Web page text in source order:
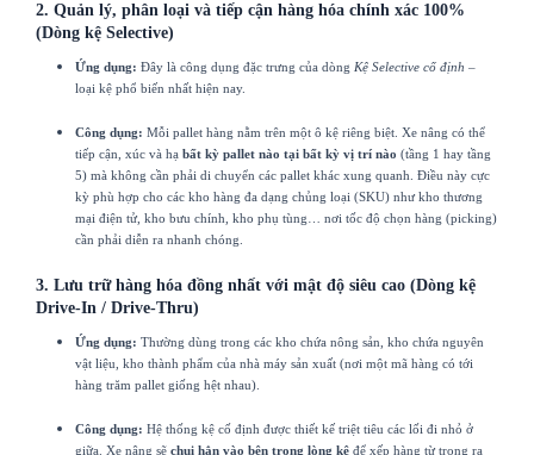
2. Quản lý, phân loại và tiếp cận hàng hóa chính xác 100%
(Dòng kệ Selective)
Ứng dụng: Đây là công dụng đặc trưng của dòng Kệ Selective cố định –
loại kệ phổ biến nhất hiện nay.
Công dụng: Mỗi pallet hàng nằm trên một ô kệ riêng biệt. Xe nâng có thể
tiếp cận, xúc và hạ bất kỳ pallet nào tại bất kỳ vị trí nào (tầng 1 hay tầng
5) mà không cần phải di chuyển các pallet khác xung quanh. Điều này cực
kỳ phù hợp cho các kho hàng đa dạng chủng loại (SKU) như kho thương
mại điện tử, kho bưu chính, kho phụ tùng… nơi tốc độ chọn hàng (picking)
cần phải diễn ra nhanh chóng.
3. Lưu trữ hàng hóa đồng nhất với mật độ siêu cao (Dòng kệ
Drive-In / Drive-Thru)
Ứng dụng: Thường dùng trong các kho chứa nông sản, kho chứa nguyên
vật liệu, kho thành phẩm của nhà máy sản xuất (nơi một mã hàng có tới
hàng trăm pallet giống hệt nhau).
Công dụng: Hệ thống kệ cố định được thiết kế triệt tiêu các lối đi nhỏ ở
giữa. Xe nâng sẽ chui hẳn vào bên trong lòng kệ để xếp hàng từ trong ra